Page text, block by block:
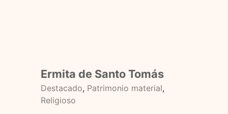
Ermita de Santo Tomás
Destacado, Patrimonio material,
Religioso